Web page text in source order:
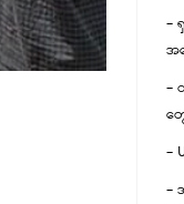
–
အ
–
တွ
–
–